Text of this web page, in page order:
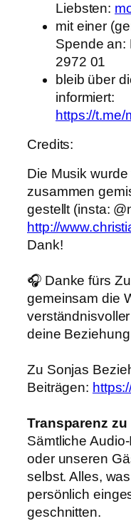
Liebsten:
mit einer
Spende an:
2972 01
bleib über
informiert:
https://
Credits:
Die Musik
zusammen
gestellt (insta:
http://
Dank!
🎧 Danke fürs
gemeinsam die
deine
Zu Sonjas
Beiträgen:
Transparenz
Sämtliche
oder unseren
selbst. Alles,
persönlich
geschnitten.